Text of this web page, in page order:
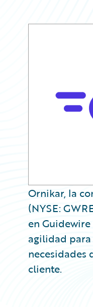
Ornikar, la
(NYSE:
en
agilidad
necesidades
cliente.